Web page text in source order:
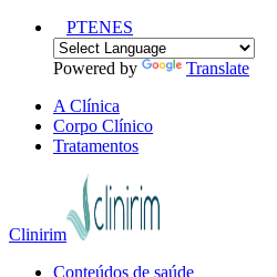
PTENES
Powered by
Translate
A Clínica
Corpo Clínico
Tratamentos
Clinirim
Conteúdos de saúde